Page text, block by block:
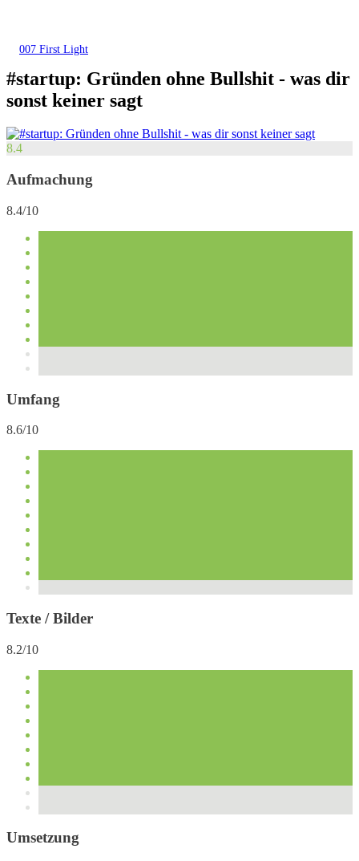
007 First Light
#startup: Gründen ohne Bullshit - was dir
sonst keiner sagt
8.4
Aufmachung
8.4/10
Umfang
8.6/10
Texte / Bilder
8.2/10
Umsetzung